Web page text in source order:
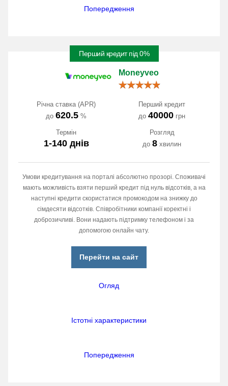
Попередження
Перший кредит під 0%
Moneyveo
Річна ставка (APR)
до 620.5 %
Перший кредит
до 40000 грн
Термін
1-140 днів
Розгляд
до 8 хвилин
Умови кредитування на порталі абсолютно прозорі. Споживачі
мають можливість взяти перший кредит під нуль відсотків, а на
наступні кредити скористатися промокодом на знижку до
сімдесяти відсотків. Співробітники компанії коректні і
доброзичливі. Вони надають підтримку телефоном і за
допомогою онлайн чату.
Перейти на сайт
Огляд
Істотні характеристики
Попередження